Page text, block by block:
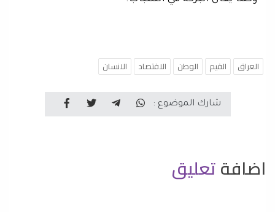
العراق القيم الوطن الاقتصاد الانسان
شارك الموضوع :
اضافةتعليق